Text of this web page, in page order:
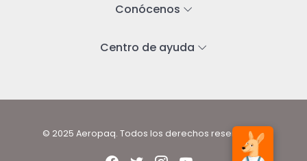
Conócenos
Centro de ayuda
© 2025 Aeropaq. Todos los derechos reservados.